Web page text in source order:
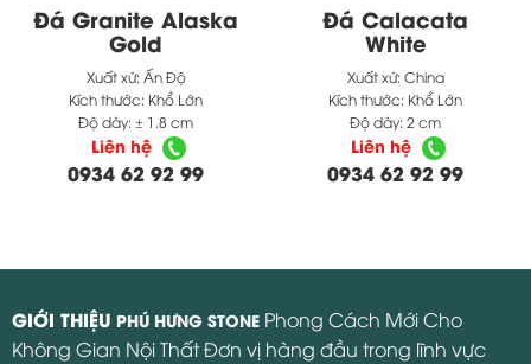
Đá Granite Alaska
Gold
Xuất xứ: Ấn Độ
Kích thước: Khổ Lớn
Độ dày: ± 1.8 cm
Liên hệ
0934 62 92 99
Đá Calacata
White
Xuất xứ: China
Kích thước: Khổ Lớn
Độ dày: 2 cm
Liên hệ
0934 62 92 99
GIỚI THIỆU PHÚ HƯNG STONE Phong Cách Mới Cho
Không Gian Nội Thất Đơn vị hàng đầu trong lĩnh vực